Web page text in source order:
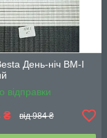
День-ніч BМ-І
відправки
₴ від 984 ₴